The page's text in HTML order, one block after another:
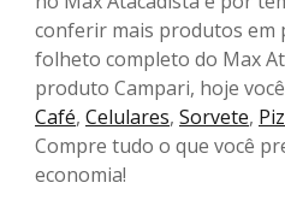
conferir mais produtos em
folheto completo do Max
produto Campari, hoje
Café, Celulares, Sorvete,
Compre tudo o que você
economia!